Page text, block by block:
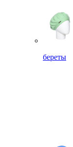
береты